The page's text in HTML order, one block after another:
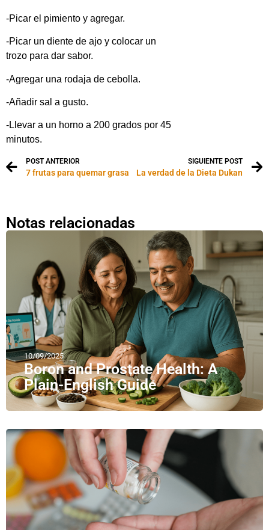
-Picar el pimiento y agregar.
-Picar un diente de ajo y colocar un
trozo para dar sabor.
-Agregar una rodaja de cebolla.
-Añadir sal a gusto.
-Llevar a un horno a 200 grados por 45
minutos.
POST ANTERIOR
7 frutas para quemar grasa
SIGUIENTE POST
La verdad de la Dieta Dukan
Notas relacionadas
10/09/2025
Boron and Prostate Health: A
Plain-English Guide